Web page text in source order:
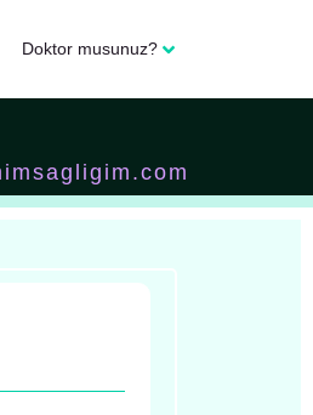
Doktor musunuz?